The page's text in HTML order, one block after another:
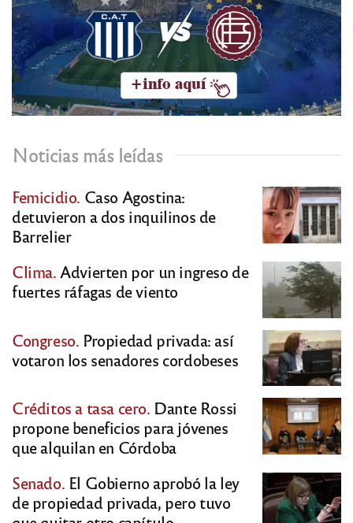
Noticias más leídas
Femicidio. Caso Agostina:
detuvieron a dos inquilinos de
Barrelier
Clima.Advierten por un ingreso de
fuertes ráfagas de viento
Congreso. Propiedad privada: así
votaron los senadores cordobeses
Créditos a tasa cero. Dante Rossi
propone beneficios para jóvenes
que alquilan en Córdoba
Senado. El Gobierno aprobó la ley
de propiedad privada, pero tuvo